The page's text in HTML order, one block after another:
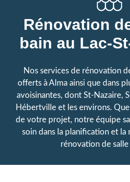
Rénovation
bain au Lac-
Nos services de rénovation
offerts à Alma ainsi que dans
avoisinantes, dont St-Nazaire,
Hébertville et les environs.
de votre projet, notre équipe
soin dans la planification et la
rénovation de salle